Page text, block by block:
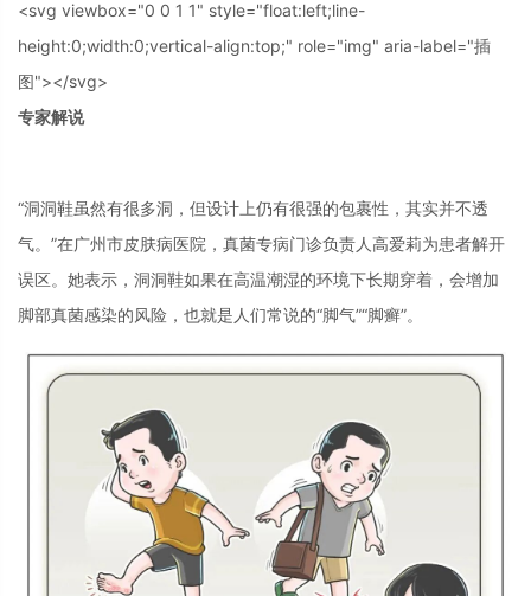
<svg viewbox="0 0 1 1" style="float:left;line-
height:0;width:0;vertical-align:top;" role="img" aria-label="插
图"></svg>
专家解说
“洞洞鞋虽然有很多洞，但设计上仍有很强的包裹性，其实并不透
气。”在广州市皮肤病医院，真菌专病门诊负责人高爱莉为患者解开
误区。她表示，洞洞鞋如果在高温潮湿的环境下长期穿着，会增加
脚部真菌感染的风险，也就是人们常说的“脚气”“脚癣”。